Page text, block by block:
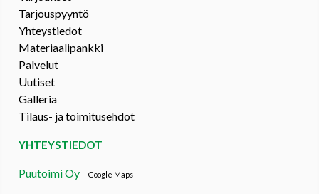
Tarjouspyyntö
Yhteystiedot
Materiaalipankki
Palvelut
Uutiset
Galleria
Tilaus- ja toimitusehdot
YHTEYSTIEDOT
Puutoimi OyGoogle Maps